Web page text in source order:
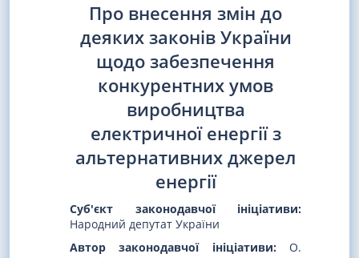
Про внесення змін до
деяких законів України
щодо забезпечення
конкурентних умов
виробництва
електричної енергії з
альтернативних джерел
енергії
Суб'єкт законодавчої ініціативи:
Народний депутат України
Автор законодавчої ініціативи:О.